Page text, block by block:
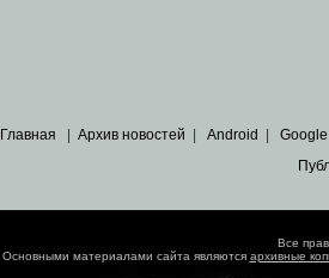
Главная | Архив новостей | Android | Google
Все
Основными материалами сайта являются архивные